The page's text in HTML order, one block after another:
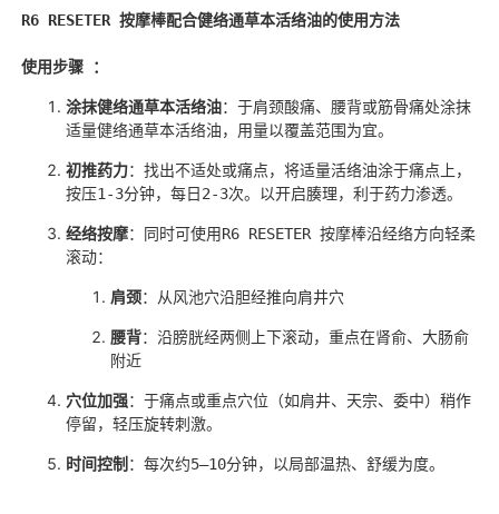
R6 RESETER 按摩棒配合健络通草本活络油的使用方法
使用步骤 ：
涂抹健络通草本活络油：于肩颈酸痛、腰背或筋骨痛处涂抹
适量健络通草本活络油，用量以覆盖范围为宜。
初推药力： 找出不适处或痛点，将适量活络油涂于痛点上，
按压1-3分钟，每日 2-3次。 以开启腠理，利于药力渗透。
经络按摩： 同时可使用R6 RESETER 按摩棒沿经络方向轻柔
滚动：
肩颈：从风池穴沿胆经推向肩井穴
腰背：沿膀胱经两侧上下滚动，重点在肾俞、大肠俞
附近
穴位加强：于痛点或重点穴位（如肩井、天宗、委中）稍作
停留，轻压旋转刺激。
时间控制 ：每次约5–10分钟，以局部温热、舒缓为度。